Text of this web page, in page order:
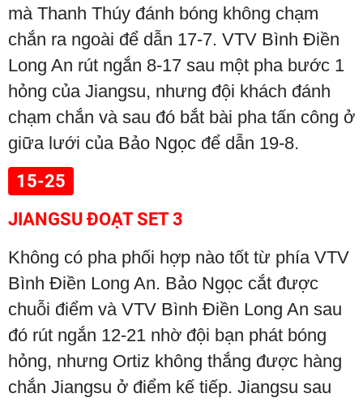
mà Thanh Thúy đánh bóng không chạm
chắn ra ngoài để dẫn 17-7. VTV Bình Điền
Long An rút ngắn 8-17 sau một pha bước 1
hỏng của Jiangsu, nhưng đội khách đánh
chạm chắn và sau đó bắt bài pha tấn công ở
giữa lưới của Bảo Ngọc để dẫn 19-8.
15-25
JIANGSU ĐOẠT SET 3
Không có pha phối hợp nào tốt từ phía VTV
Bình Điền Long An. Bảo Ngọc cắt được
chuỗi điểm và VTV Bình Điền Long An sau
đó rút ngắn 12-21 nhờ đội bạn phát bóng
hỏng, nhưng Ortiz không thắng được hàng
chắn Jiangsu ở điểm kế tiếp. Jiangsu sau